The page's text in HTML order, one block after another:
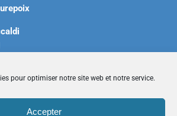
pour optimiser notre site web et notre service.
Accepter